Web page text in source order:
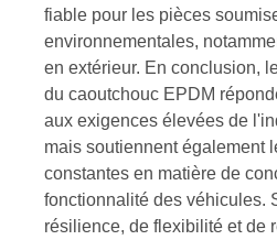
fiable pour les pièces
environnementales,
en extérieur. En conclusion,
du caoutchouc EPDM
aux exigences élevées de
mais soutiennent également
constantes en matière de
fonctionnalité des véhicules.
résilience, de flexibilité et de